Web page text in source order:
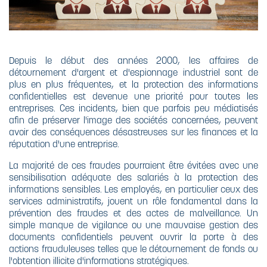
Depuis le début des années 2000, les affaires de
détournement d'argent et d'espionnage industriel sont de
plus en plus fréquentes, et la protection des informations
confidentielles est devenue une priorité pour toutes les
entreprises. Ces incidents, bien que parfois peu médiatisés
afin de préserver l'image des sociétés concernées, peuvent
avoir des conséquences désastreuses sur les finances et la
réputation d'une entreprise.
La majorité de ces fraudes pourraient être évitées avec une
sensibilisation adéquate des salariés à la protection des
informations sensibles. Les employés, en particulier ceux des
services administratifs, jouent un rôle fondamental dans la
prévention des fraudes et des actes de malveillance. Un
simple manque de vigilance ou une mauvaise gestion des
documents confidentiels peuvent ouvrir la porte à des
actions frauduleuses telles que le détournement de fonds ou
l'obtention illicite d'informations stratégiques.